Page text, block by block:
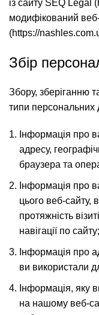
із сайту SEQ Legal
модифікований
(https://
Збір
Збору, зберіганню
типи персональних
Інформація про
адресу,
браузера та
Інформація про
цього веб-
протяжність
навігації по сайту;
Інформація про
ви використали
Інформація, яку
на нашому веб-